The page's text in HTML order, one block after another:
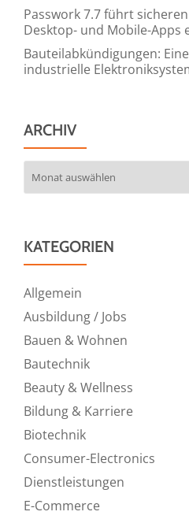
Passwork 7.7 führt
Desktop- und Mobile-Apps
Bauteilabkündigungen:
industrielle
ARCHIV
KATEGORIEN
Allgemein
Ausbildung / Jobs
Bauen & Wohnen
Bautechnik
Beauty & Wellness
Bildung & Karriere
Biotechnik
Consumer-Electronics
Dienstleistungen
E-Commerce